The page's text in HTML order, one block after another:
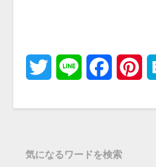
Twitter Line Facebook
気になるワードを検索